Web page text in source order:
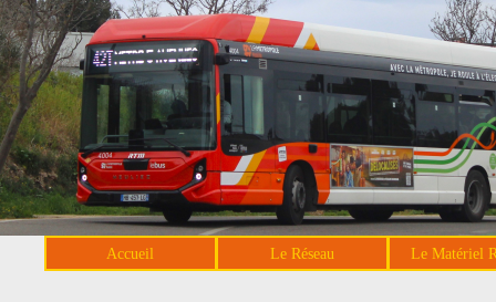
Accueil Le Réseau Le Matériel